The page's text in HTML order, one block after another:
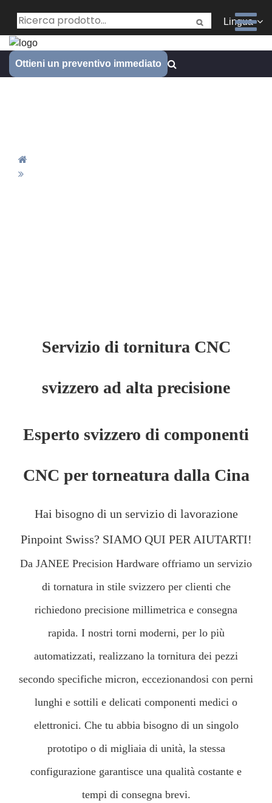
Lingua
Ottieni un preventivo immediato
Servizio di tornitura CNC
svizzero ad alta precisione
Esperto svizzero di componenti
CNC per torneatura dalla Cina
Hai bisogno di un servizio di lavorazione
Pinpoint Swiss? SIAMO QUI PER AIUTARTI!
Da JANEE Precision Hardware offriamo un servizio
di tornatura in stile svizzero per clienti che
richiedono precisione millimetrica e consegna
rapida. I nostri torni moderni, per lo più
automatizzati, realizzano la tornitura dei pezzi
secondo specifiche micron, eccezionandosi con perni
lunghi e sottili e delicati componenti medici o
elettronici. Che tu abbia bisogno di un singolo
prototipo o di migliaia di unità, la stessa
configurazione garantisce una qualità costante e
tempi di consegna brevi.